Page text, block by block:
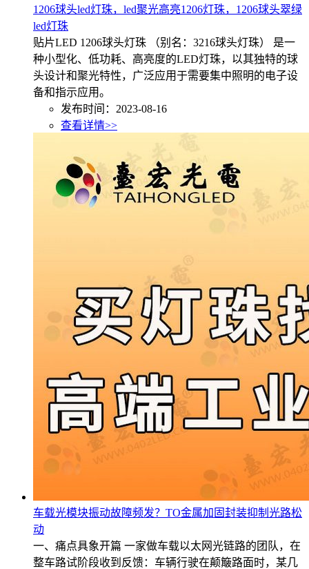
1206球头led灯珠，led聚光高亮1206灯珠，1206球头翠绿
led灯珠
贴片LED 1206球头灯珠 （别名：3216球头灯珠） 是一
种小型化、低功耗、高亮度的LED灯珠，以其独特的球
头设计和聚光特性，广泛应用于需要集中照明的电子设
备和指示应用。
发布时间：2023-08-16
查看详情>>
车载光模块振动故障频发？TO金属加固封装抑制光路松
动
一、痛点具象开篇 一家做车载以太网光链路的团队，在
整车路试阶段收到反馈：车辆行驶在颠簸路面时，某几